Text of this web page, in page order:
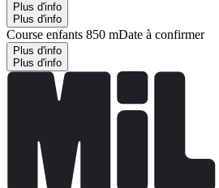
Plus d'info
Plus d'info
Course enfants 850 mDate à confirmer
Plus d'info
Plus d'info